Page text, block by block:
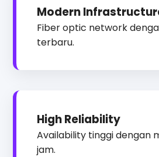
Modern
Fiber optic network
terbaru.
High Reliability
Availability tinggi dengan
jam.